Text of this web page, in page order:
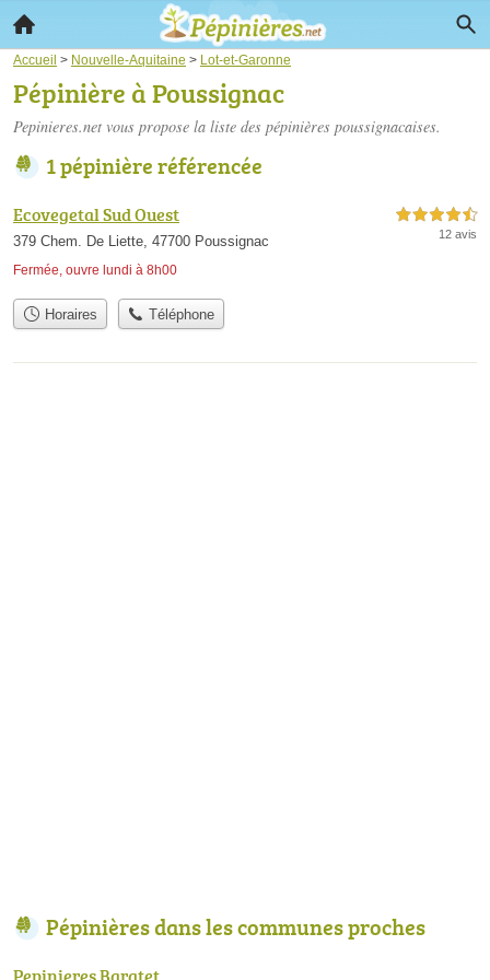
Accueil > Nouvelle-Aquitaine > Lot-et-Garonne
Pépinière à Poussignac
Pepinieres.net vous propose la liste des pépinières poussignacaises.
1 pépinière référencée
Ecovegetal Sud Ouest
379 Chem. De Liette, 47700 Poussignac
Fermée, ouvre lundi à 8h00
4,5 étoiles sur 5
12 avis
Horaires Téléphone
Pépinières dans les communes proches